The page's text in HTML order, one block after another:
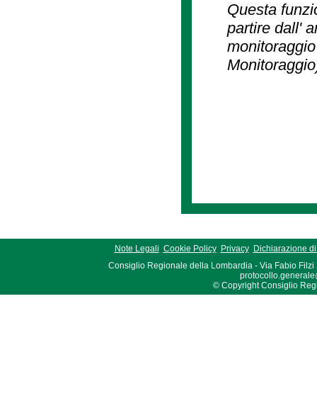
Questa
partire dall'
Note Legali Cookie Policy Privacy
Dichiarazione
Consiglio Regionale della Lombardia - Via Fabio Filzi
© Copyright Consiglio